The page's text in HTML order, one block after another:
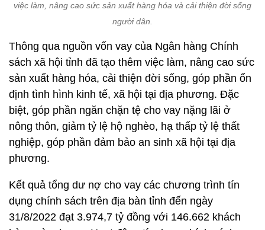
việc làm, nâng cao sức sản xuất hàng hóa và cải thiện đời sống
người dân.
Thông qua nguồn vốn vay của Ngân hàng Chính
sách xã hội tỉnh đã tạo thêm việc làm, nâng cao sức
sản xuất hàng hóa, cải thiện đời sống, góp phần ổn
định tình hình kinh tế, xã hội tại địa phương. Đặc
biệt, góp phần ngăn chặn tệ cho vay nặng lãi ở
nông thôn, giảm tỷ lệ hộ nghèo, hạ thấp tỷ lệ thất
nghiệp, góp phần đảm bảo an sinh xã hội tại địa
phương.
Kết quả tổng dư nợ cho vay các chương trình tín
dụng chính sách trên địa bàn tỉnh đến ngày
31/8/2022 đạt 3.974,7 tỷ đồng với 146.662 khách